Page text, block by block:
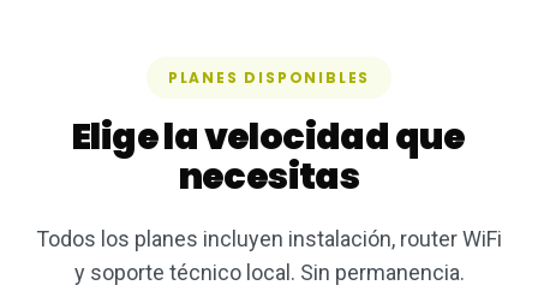
PLANES DISPONIBLES
Elige la velocidad que
necesitas
Todos los planes incluyen instalación, router WiFi
y soporte técnico local. Sin permanencia.